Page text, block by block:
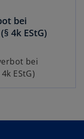
bei
4k EStG)
bei
EStG)